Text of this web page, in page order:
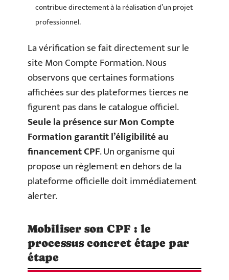
contribue directement à la réalisation d’un projet
professionnel.
La vérification se fait directement sur le
site Mon Compte Formation. Nous
observons que certaines formations
affichées sur des plateformes tierces ne
figurent pas dans le catalogue officiel.
Seule la présence sur Mon Compte
Formation garantit l’éligibilité au
financement CPF. Un organisme qui
propose un règlement en dehors de la
plateforme officielle doit immédiatement
alerter.
Mobiliser son CPF : le
processus concret étape par
étape